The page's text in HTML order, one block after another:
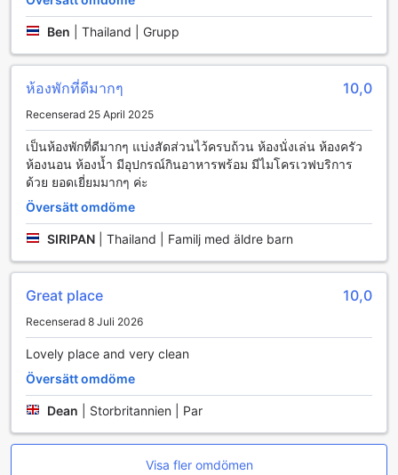
tillgängligt.
Det bästa av allt är att parkeringen är helt gratis för alla
gäster, vilket gör det ännu mer bekvämt att utforska
den trygga och lättillgängliga parkeringen kan du enkelt ge
dig ut på äventyr och upptäcka de kulturella skatterna och
natursköna vyerna i Nan, för att sedan återvända till
hotellet för en avkopplande kväll.
Rumfaciliteter på NanIngOun Hotel
NanIngOun Hotel erbjuder en bekväm och avkopplande
miljö för sina gäster med moderna rum som är utrustade
med en rad förstklassiga faciliteter. Varje rum har
luftkonditionering för att säkerställa en behaglig temperatur
en TV med satellit- och kabelkanaler, så att du kan njuta av
dina favoritprogram när som helst. Dessutom erbjuds gratis
flaskvatten och snabbkaffe för att ge dig en extra bekväm
start på dagen.
Rummen är också utrustade med ett kylskåp, perfekt för
att förvara snacks och drycker under din vistelse. Du
kommer att uppskatta de välfyllda toalettartiklarna som
upp dig efter en lång dag av sightseeing.
Mörkläggningsgardinerna garanterar en god natts sömn,
Ben Thailand | Grupp
ห้องพักที่ดีมากๆ 10,0
Recenserad 25 April 2025
เป็นห้องพักที่ดีมากๆ แบ่งสัดส่วนไว้ครบถ้วน ห้องนั่งเล่น ห้องครัว
ห้องนอน ห้องน้ำ มีอุปกรณ์กินอาหารพร้อม มีไมโครเวฟบริการ
ด้วย ยอดเยี่ยมมากๆ ค่ะ
Översätt omdöme
SIRIPAN Thailand | Familj med äldre barn
Great place 10,0
Recenserad 8 Juli 2026
Lovely place and very clean
Översätt omdöme
Dean Storbritannien | Par
Visa fler omdömen